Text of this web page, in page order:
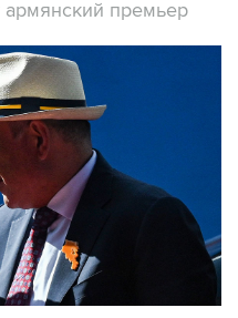
армянский премьер